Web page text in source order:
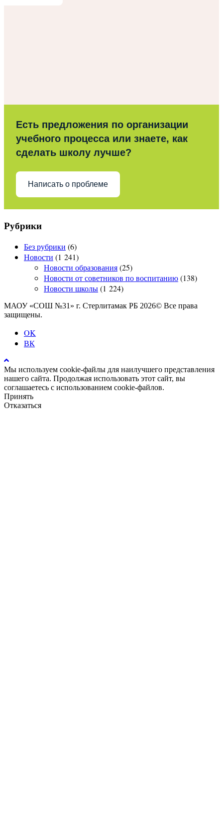
Есть предложения по организации
учебного процесса или знаете, как
сделать школу лучше?
Написать о проблеме
Рубрики
Без рубрики (6)
Новости (1 241)
Новости образования(25)
Новости от советников по воспитанию(138)
Новости школы(1 224)
МАОУ «СОШ №31» г. Стерлитамак РБ 2026© Все права
защищены.
OK
ВК
Мы используем cookie-файлы для наилучшего представления
нашего сайта. Продолжая использовать этот сайт, вы
соглашаетесь с использованием cookie-файлов.
Принять
Отказаться